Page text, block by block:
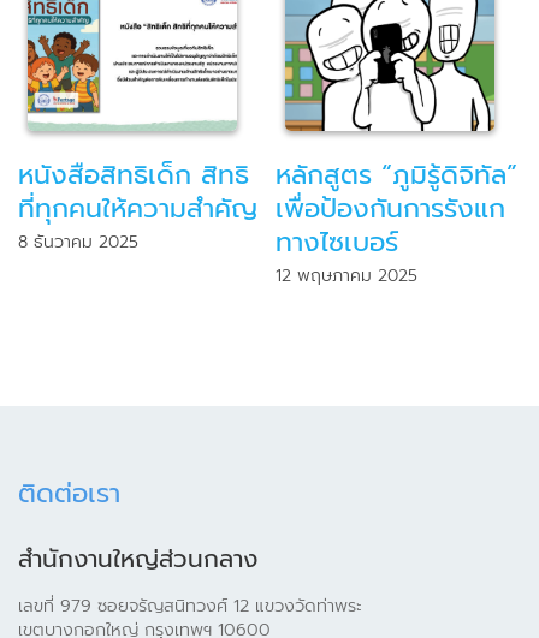
หนังสือสิทธิเด็ก สิทธิ
ที่ทุกคนให้ความสำคัญ
8 ธันวาคม 2025
หลักสูตร “ภูมิรู้ดิจิทัล”
เพื่อป้องกันการรังแก
ทางไซเบอร์
12 พฤษภาคม 2025
ติดต่อเรา
สำนักงานใหญ่ส่วนกลาง
เลขที่ 979 ซอยจรัญสนิทวงศ์ 12 แขวงวัดท่าพระ
เขตบางกอกใหญ่ กรุงเทพฯ 10600